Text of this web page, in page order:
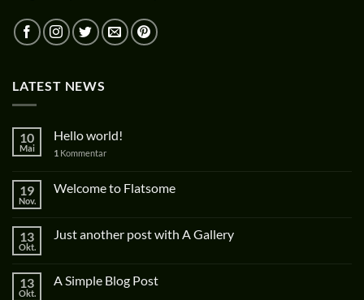
LATEST NEWS
10
Mai
Hello world!
1 Kommentar
19
Nov.
Welcome to Flatsome
13
Okt.
Just another post with A Gallery
13
Okt.
A Simple Blog Post